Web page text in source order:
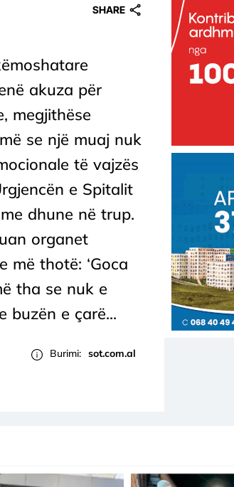
SHARE
akuza për
megjithëse
se një muaj nuk
të vajzës
e Spitalit
dhune në trup.
organet
më thotë: ‘Goca
tha se nuk e
buzën e çarë...
Burimi: sot.com.al